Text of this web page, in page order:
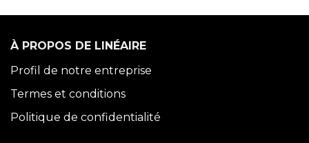
À PROPOS DE LINÉAIRE
Profil de notre entreprise
Termes et conditions
Politique de confidentialité